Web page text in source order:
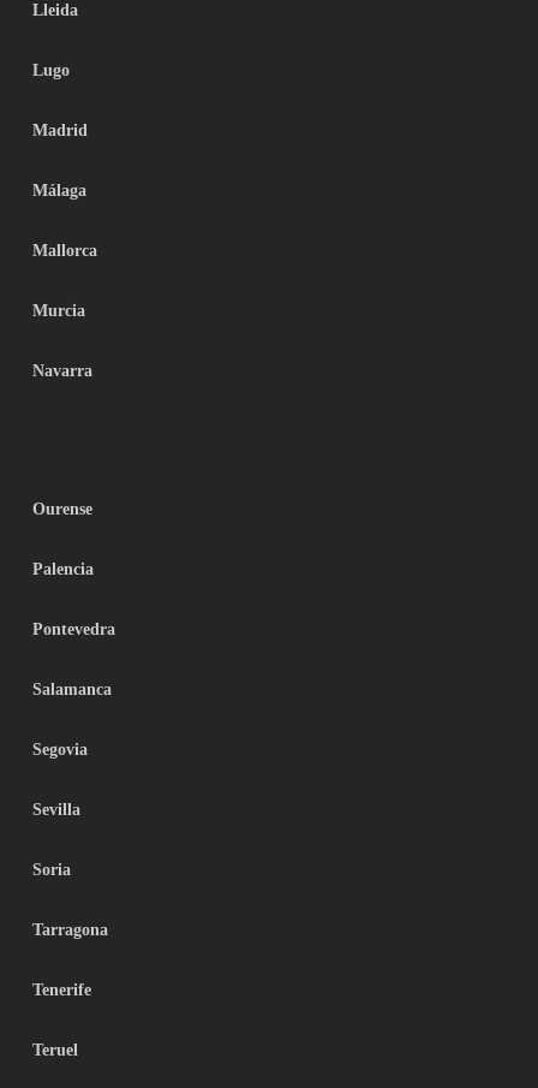
Lleida
Lugo
Madrid
Málaga
Mallorca
Murcia
Navarra
Ourense
Palencia
Pontevedra
Salamanca
Segovia
Sevilla
Soria
Tarragona
Tenerife
Teruel